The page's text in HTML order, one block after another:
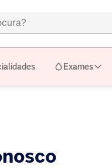
Exames